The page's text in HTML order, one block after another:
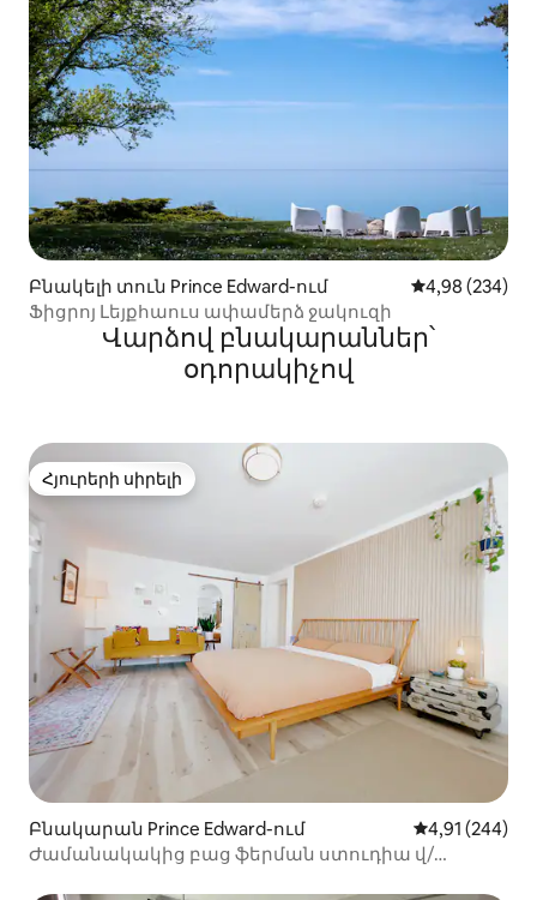
Բնակելի տուն Prince Edward-ում Միջին
4,98 (234)
Ֆիցրոյ Լեյքհաուս ափամերձ ջակուզի
Վարձով բնակարաններ՝
օդորակիչով
Հյուրերի սիրելի
Հյուրերի սիրելի
Բնակարան Prince Edward-ում Միջին
4,91 (244)
Ժամանակակից բաց ֆերման ստուդիա վ/